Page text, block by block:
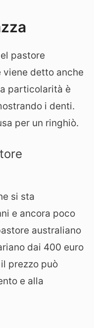
pastore
viene detto anche
particolarità è
i denti.
per un ringhiò.
si sta
e ancora poco
australiano
dai 400 euro
prezzo può
e alla